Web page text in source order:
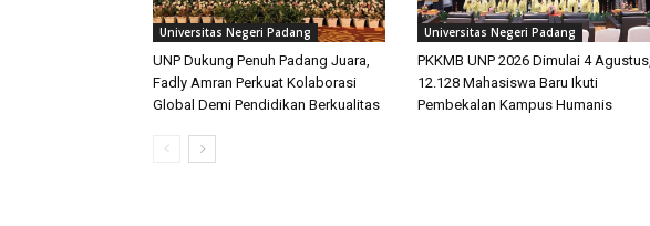
Universitas Negeri Padang
UNP Dukung Penuh Padang Juara,
Fadly Amran Perkuat Kolaborasi
Global Demi Pendidikan Berkualitas
Universitas Negeri Padang
PKKMB UNP 2026 Dimulai 4 Agustus,
12.128 Mahasiswa Baru Ikuti
Pembekalan Kampus Humanis